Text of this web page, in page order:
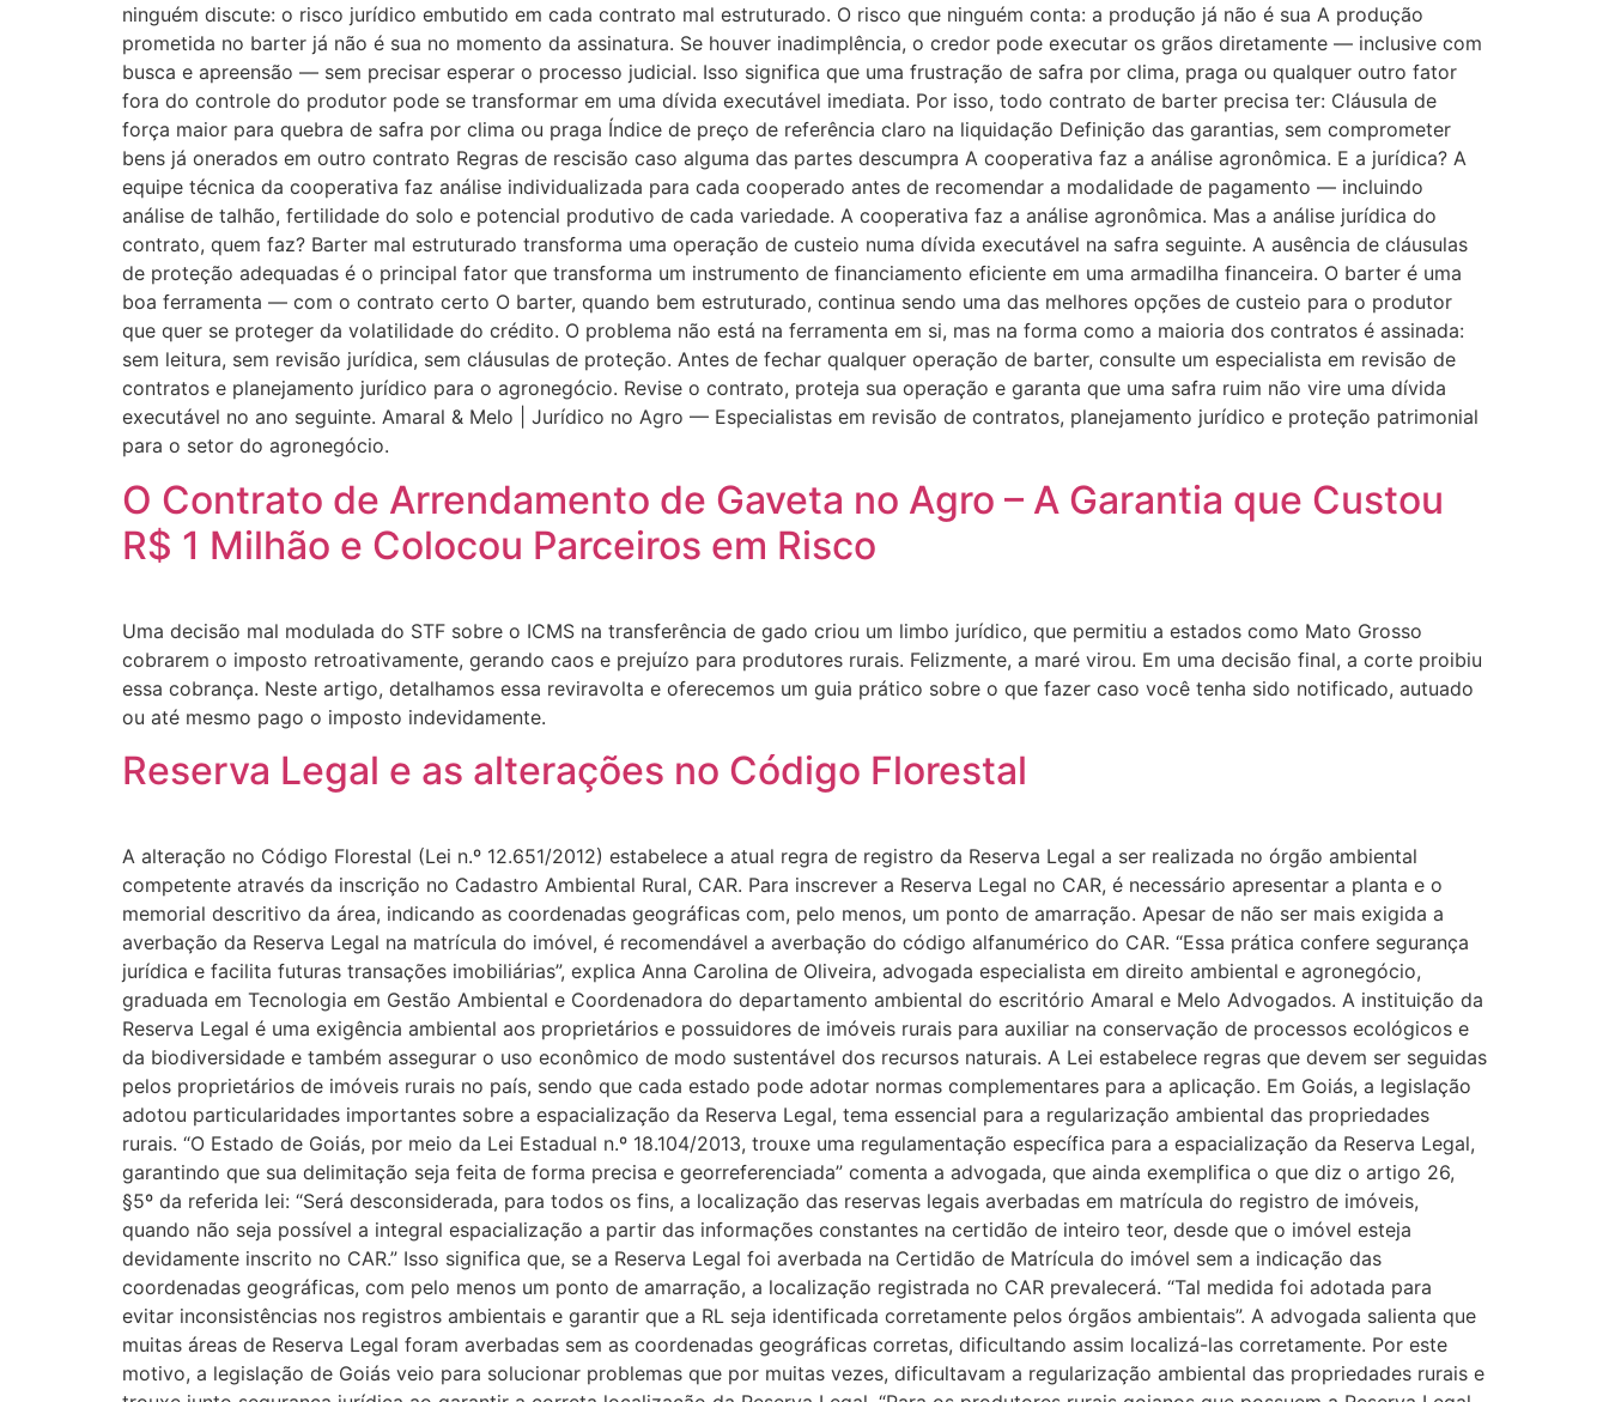
ninguém discute: o risco jurídico embutido em cada contrato mal estruturado. O risco que ninguém conta: a produção já não é sua A produção
prometida no barter já não é sua no momento da assinatura. Se houver inadimplência, o credor pode executar os grãos diretamente — inclusive com
busca e apreensão — sem precisar esperar o processo judicial. Isso significa que uma frustração de safra por clima, praga ou qualquer outro fator
fora do controle do produtor pode se transformar em uma dívida executável imediata. Por isso, todo contrato de barter precisa ter: Cláusula de
força maior para quebra de safra por clima ou praga Índice de preço de referência claro na liquidação Definição das garantias, sem comprometer
bens já onerados em outro contrato Regras de rescisão caso alguma das partes descumpra A cooperativa faz a análise agronômica. E a jurídica? A
equipe técnica da cooperativa faz análise individualizada para cada cooperado antes de recomendar a modalidade de pagamento — incluindo
análise de talhão, fertilidade do solo e potencial produtivo de cada variedade. A cooperativa faz a análise agronômica. Mas a análise jurídica do
contrato, quem faz? Barter mal estruturado transforma uma operação de custeio numa dívida executável na safra seguinte. A ausência de cláusulas
de proteção adequadas é o principal fator que transforma um instrumento de financiamento eficiente em uma armadilha financeira. O barter é uma
boa ferramenta — com o contrato certo O barter, quando bem estruturado, continua sendo uma das melhores opções de custeio para o produtor
que quer se proteger da volatilidade do crédito. O problema não está na ferramenta em si, mas na forma como a maioria dos contratos é assinada:
sem leitura, sem revisão jurídica, sem cláusulas de proteção. Antes de fechar qualquer operação de barter, consulte um especialista em revisão de
contratos e planejamento jurídico para o agronegócio. Revise o contrato, proteja sua operação e garanta que uma safra ruim não vire uma dívida
executável no ano seguinte. Amaral & Melo | Jurídico no Agro — Especialistas em revisão de contratos, planejamento jurídico e proteção patrimonial
para o setor do agronegócio.
O Contrato de Arrendamento de Gaveta no Agro – A Garantia que Custou
R$ 1 Milhão e Colocou Parceiros em Risco
Uma decisão mal modulada do STF sobre o ICMS na transferência de gado criou um limbo jurídico, que permitiu a estados como Mato Grosso
cobrarem o imposto retroativamente, gerando caos e prejuízo para produtores rurais. Felizmente, a maré virou. Em uma decisão final, a corte proibiu
essa cobrança. Neste artigo, detalhamos essa reviravolta e oferecemos um guia prático sobre o que fazer caso você tenha sido notificado, autuado
ou até mesmo pago o imposto indevidamente.
Reserva Legal e as alterações no Código Florestal
A alteração no Código Florestal (Lei n.º 12.651/2012) estabelece a atual regra de registro da Reserva Legal a ser realizada no órgão ambiental
competente através da inscrição no Cadastro Ambiental Rural, CAR. Para inscrever a Reserva Legal no CAR, é necessário apresentar a planta e o
memorial descritivo da área, indicando as coordenadas geográficas com, pelo menos, um ponto de amarração. Apesar de não ser mais exigida a
averbação da Reserva Legal na matrícula do imóvel, é recomendável a averbação do código alfanumérico do CAR. “Essa prática confere segurança
jurídica e facilita futuras transações imobiliárias”, explica Anna Carolina de Oliveira, advogada especialista em direito ambiental e agronegócio,
graduada em Tecnologia em Gestão Ambiental e Coordenadora do departamento ambiental do escritório Amaral e Melo Advogados. A instituição da
Reserva Legal é uma exigência ambiental aos proprietários e possuidores de imóveis rurais para auxiliar na conservação de processos ecológicos e
da biodiversidade e também assegurar o uso econômico de modo sustentável dos recursos naturais. A Lei estabelece regras que devem ser seguidas
pelos proprietários de imóveis rurais no país, sendo que cada estado pode adotar normas complementares para a aplicação. Em Goiás, a legislação
adotou particularidades importantes sobre a espacialização da Reserva Legal, tema essencial para a regularização ambiental das propriedades
rurais. “O Estado de Goiás, por meio da Lei Estadual n.º 18.104/2013, trouxe uma regulamentação específica para a espacialização da Reserva Legal,
garantindo que sua delimitação seja feita de forma precisa e georreferenciada” comenta a advogada, que ainda exemplifica o que diz o artigo 26,
§5º da referida lei: “Será desconsiderada, para todos os fins, a localização das reservas legais averbadas em matrícula do registro de imóveis,
quando não seja possível a integral espacialização a partir das informações constantes na certidão de inteiro teor, desde que o imóvel esteja
devidamente inscrito no CAR.” Isso significa que, se a Reserva Legal foi averbada na Certidão de Matrícula do imóvel sem a indicação das
coordenadas geográficas, com pelo menos um ponto de amarração, a localização registrada no CAR prevalecerá. “Tal medida foi adotada para
evitar inconsistências nos registros ambientais e garantir que a RL seja identificada corretamente pelos órgãos ambientais”. A advogada salienta que
muitas áreas de Reserva Legal foram averbadas sem as coordenadas geográficas corretas, dificultando assim localizá-las corretamente. Por este
motivo, a legislação de Goiás veio para solucionar problemas que por muitas vezes, dificultavam a regularização ambiental das propriedades rurais e